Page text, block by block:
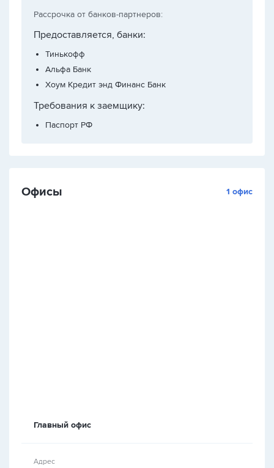
Рассрочка от банков-партнеров:
Предоставляется, банки:
Тинькофф
Альфа Банк
Хоум Кредит энд Финанс Банк
Требования к заемщику:
Паспорт РФ
Офисы 1 офис
Главный офис
Адрес